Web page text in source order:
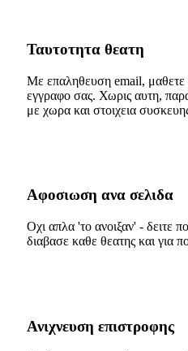
Ταυτοτητα θεατη
Με επαληθευση email, μαθετε
εγγραφο σας. Χωρις αυτη,
με χωρα και στοιχεια
Αφοσιωση ανα σελιδα
Οχι απλα 'το ανοιξαν' - δειτε
διαβασε καθε θεατης και για
Ανιχνευση επιστροφης